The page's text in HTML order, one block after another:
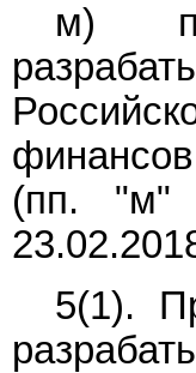
м)
(пп. "м"
5(1).